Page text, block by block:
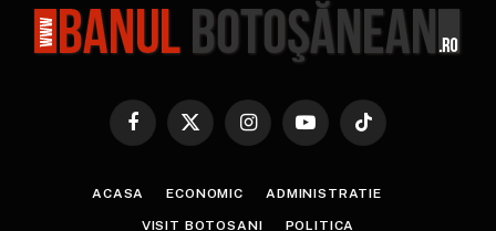
Facebook
X
InstagramYouTubeTikTok
ACASA ECONOMIC ADMINISTRATIE
VISIT BOTOSANI POLITICA